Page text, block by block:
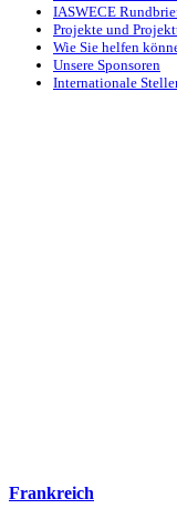
IASWECE
Projekte und
Wie Sie helfen
Unsere Sponsoren
Internationale
Frankreich